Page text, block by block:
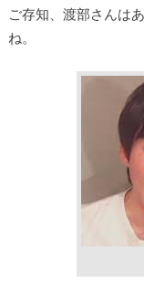
ご存知、渡部さんは
ね。